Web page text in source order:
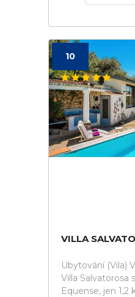
10
VILLA
Ubytování (Vila)
Villa Salvatorosa
Equense, jen 1,2